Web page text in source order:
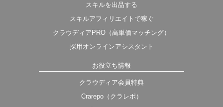
スキルを出品する
スキルアフィリエイトで稼ぐ
クラウディアPRO（高単価マッチング）
採用オンラインアシスタント
お役立ち情報
クラウディア会員特典
Crarepo（クラレポ）